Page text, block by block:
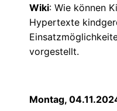
Wiki: Wie können
Hypertexte
vorgestellt.
Montag,